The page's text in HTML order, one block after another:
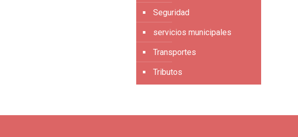
Seguridad
servicios municipales
Transportes
Tributos